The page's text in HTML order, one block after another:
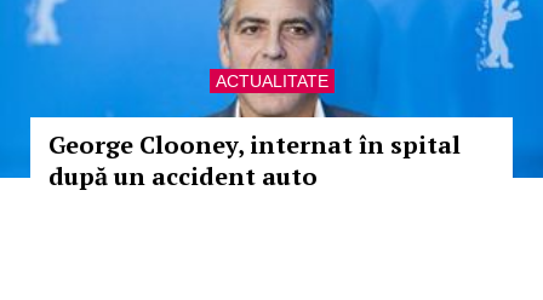
ACTUALITATE
George Clooney, internat în spital
după un accident auto